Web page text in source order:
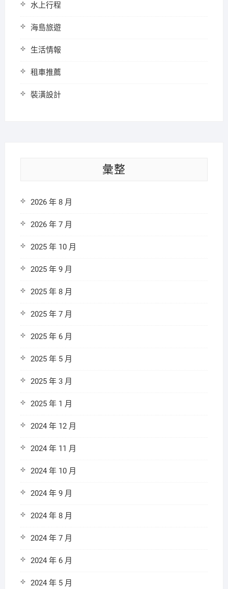
水上行程
海島旅遊
生活情報
租車推薦
裝潢設計
彙整
2026 年 8 月
2026 年 7 月
2025 年 10 月
2025 年 9 月
2025 年 8 月
2025 年 7 月
2025 年 6 月
2025 年 5 月
2025 年 3 月
2025 年 1 月
2024 年 12 月
2024 年 11 月
2024 年 10 月
2024 年 9 月
2024 年 8 月
2024 年 7 月
2024 年 6 月
2024 年 5 月